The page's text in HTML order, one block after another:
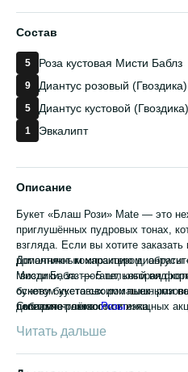
Состав
5 Роза кустовая Мисти Баблз
9 Диантус розовый (Гвоздика)
5 Диантус кустовой
1 Эвкалипт
Описание
Букет «Блаш Рози» Mate — это
приглушённых пудровых тонах,
взгляда. Если вы хотите
романтичным характером,
Мисти Баблз — 5 шт, которая
основу букета своими пышными
пепельно-розового оттенка.
Дополняют композицию
гвоздики, за трогательный вид
букетом кустовых ромашек:
добавляет лёгкости и изящных
многослойность и продлевает
неприхотливости.
Смотрите также:Розы.
Читать дальше